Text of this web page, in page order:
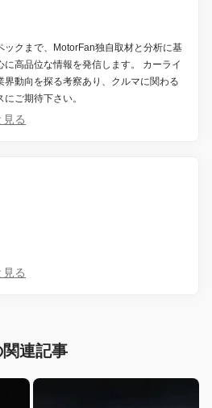
ックまで、MotorFan独自取材と分析に基
高品位な情報を発信します。 カーライ
界動向を探る考察あり、クルマに関わる
ご期待下さい。
る
る
連記事